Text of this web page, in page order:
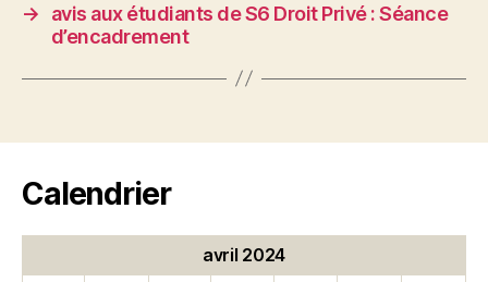
→
avis aux étudiants de S6 Droit Privé : Séance
d’encadrement
Calendrier
avril 2024